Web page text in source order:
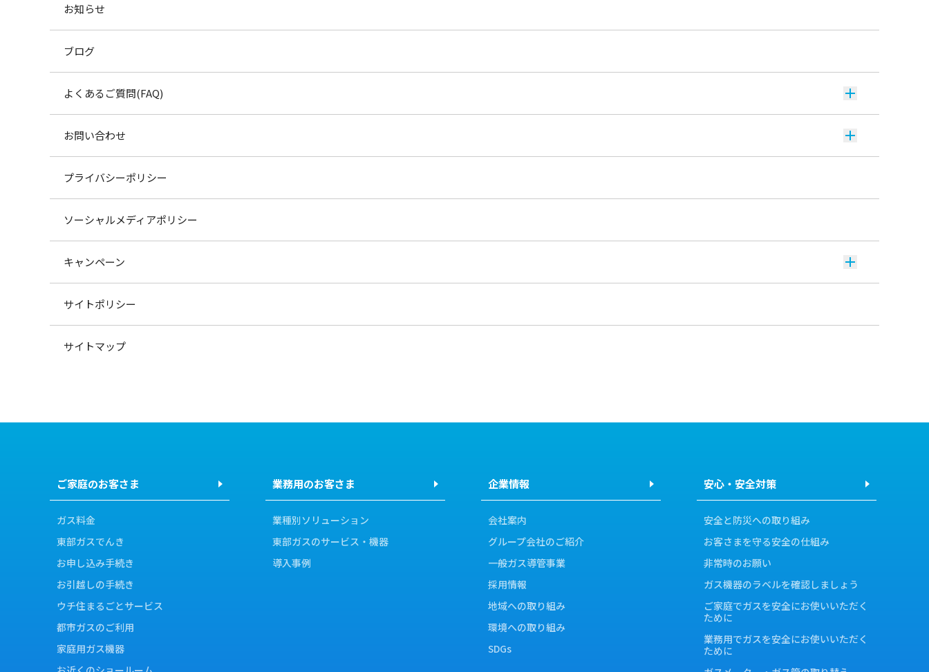
お知らせ
ブログ
よくあるご質問(FAQ)
お問い合わせ
プライバシーポリシー
ソーシャルメディアポリシー
キャンペーン
サイトポリシー
サイトマップ
ご家庭のお客さま
ガス料金
東部ガスでんき
お申し込み手続き
お引越しの手続き
ウチ住まるごとサービス
都市ガスのご利用
家庭用ガス機器
業務用のお客さま
業種別ソリューション
東部ガスのサービス・機器
導入事例
企業情報
会社案内
グループ会社のご紹介
一般ガス導管事業
採用情報
地域への取り組み
環境への取り組み
SDGs
安心・安全対策
安全と防災への取り組み
お客さまを守る安全の仕組み
非常時のお願い
ガス機器のラベルを確認しましょう
ご家庭でガスを安全にお使いいただく
ために
業務用でガスを安全にお使いいただく
ために